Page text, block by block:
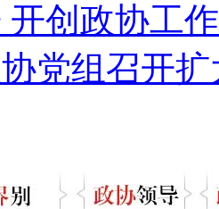
开创政协工
党组召开